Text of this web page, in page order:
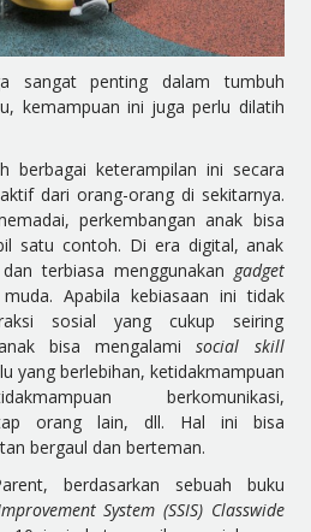
sangat penting dalam tumbuh
kemampuan ini juga perlu dilatih
berbagai keterampilan ini secara
dari orang-orang di sekitarnya.
perkembangan anak bisa
satu contoh. Di era digital, anak
terbiasa menggunakan gadget
Apabila kebiasaan ini tidak
sosial yang cukup seiring
bisa mengalamisocial skill
yang berlebihan, ketidakmampuan
berkomunikasi,
orang lain, dll. Hal ini bisa
bergaul dan berteman.
berdasarkan sebuah buku
System (SSIS) Classwide